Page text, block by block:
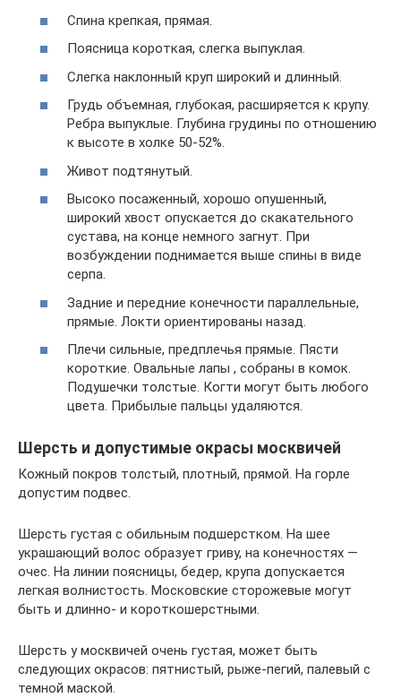
Спина крепкая, прямая.
Поясница короткая, слегка выпуклая.
Слегка наклонный круп широкий и длинный.
Грудь объемная, глубокая, расширяется к крупу.
Ребра выпуклые. Глубина грудины по отношению
к высоте в холке 50-52%.
Живот подтянутый.
Высоко посаженный, хорошо опушенный,
широкий хвост опускается до скакательного
сустава, на конце немного загнут. При
возбуждении поднимается выше спины в виде
серпа.
Задние и передние конечности параллельные,
прямые. Локти ориентированы назад.
Плечи сильные, предплечья прямые. Пясти
короткие. Овальные лапы , собраны в комок.
Подушечки толстые. Когти могут быть любого
цвета. Прибылые пальцы удаляются.
Шерсть и допустимые окрасы москвичей
Кожный покров толстый, плотный, прямой. На горле
допустим подвес.
Шерсть густая с обильным подшерстком. На шее
украшающий волос образует гриву, на конечностях —
очес. На линии поясницы, бедер, крупа допускается
легкая волнистость. Московские сторожевые могут
быть и длинно- и короткошерстными.
Шерсть у москвичей очень густая, может быть
следующих окрасов: пятнистый, рыже-пегий, палевый с
темной маской.